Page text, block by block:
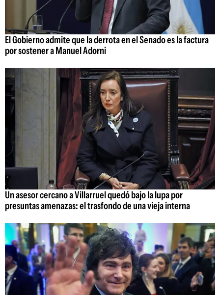
El Gobierno admite que la derrota en el Senado es la factura
por sostener a Manuel Adorni
Un asesor cercano a Villarruel quedó bajo la lupa por
presuntas amenazas: el trasfondo de una vieja interna